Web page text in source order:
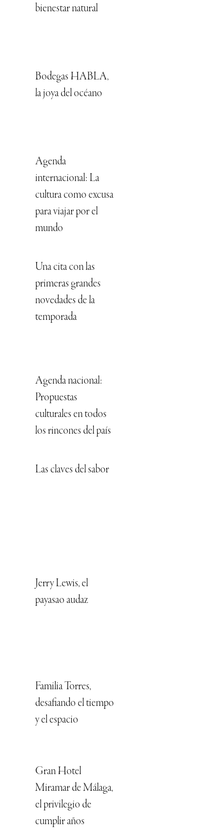
bienestar natural
Bodegas HABLA,
la joya del océano
Agenda
internacional: La
cultura como excusa
para viajar por el
mundo
Una cita con las
primeras grandes
novedades de la
temporada
Agenda nacional:
Propuestas
culturales en todos
los rincones del país
Las claves del sabor
Jerry Lewis, el
payasao audaz
Familia Torres,
desafiando el tiempo
y el espacio
Gran Hotel
Miramar de Málaga,
el privilegio de
cumplir años